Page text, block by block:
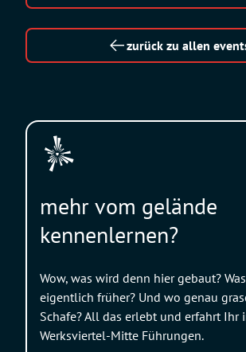
zurück zu allen
mehr vom gelände
kennenlernen?
Wow, was wird denn hier gebaut?
eigentlich früher? Und wo genau
Schafe? All das erlebt und erfahrt Ihr
Werksviertel-Mitte Führungen.